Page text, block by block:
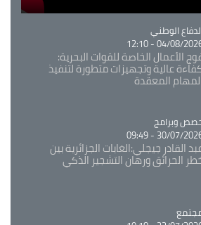
الوطني
04/08/2026 -
الأعمال الخاصة للقوات البحرية:
عالية وتجهيزات متطورة لتنفيذ
المعقدة
وبرامج
30/07/2026 -
القادر جيجلي:الغابات الجزائرية بين
الحرائق ورهان التشجير الذكي